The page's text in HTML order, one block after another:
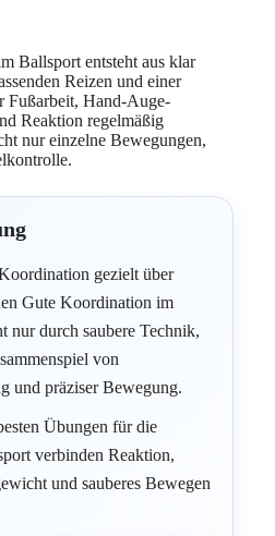
Ballsport entsteht aus klar
Reizen und einer
Fußarbeit, Hand-Auge-
Reaktion regelmäßig
nur einzelne Bewegungen,
gezielt über
Gute Koordination im
nur durch saubere Technik,
von
und präziser Bewegung.
Übungen für die
verbinden Reaktion,
und sauberes Bewegen